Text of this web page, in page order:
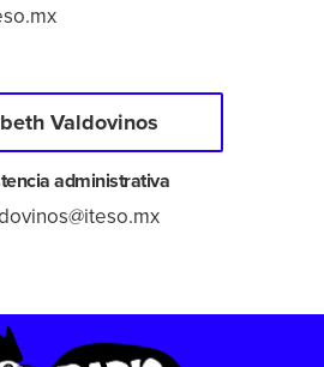
Valdovinos
administrativa